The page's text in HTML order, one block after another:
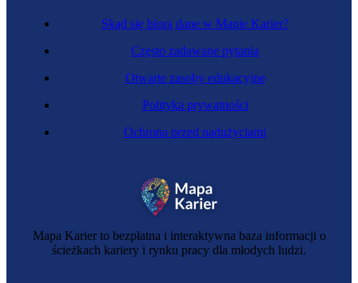
Mapa Karier to bezpłatna i interaktywna baza informacji o
ścieżkach kariery i rynku pracy dla młodych ludzi.
Skąd się biorą dane w Mapie Karier?
Często zadawane pytania
Otwarte zasoby edukacyjne
Polityka prywatności
Ochrona przed nadużyciami